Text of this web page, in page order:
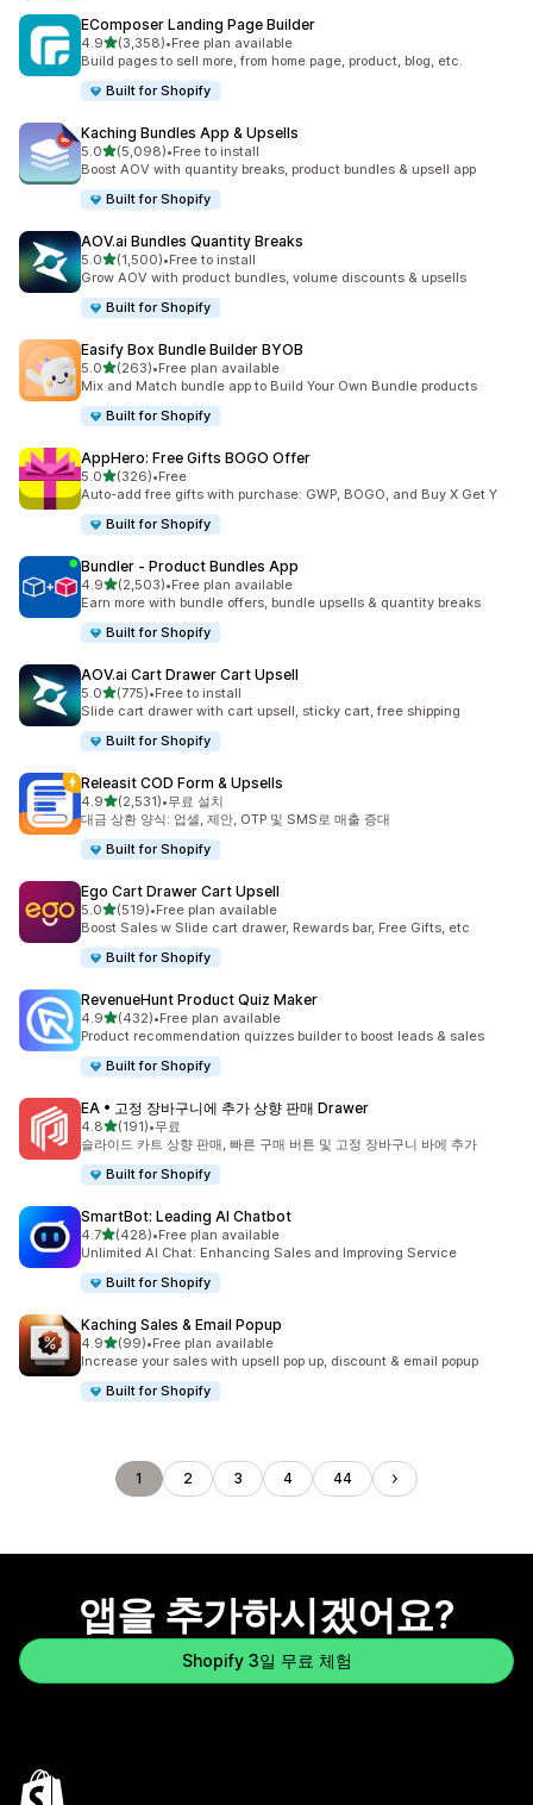
EComposer Landing Page Builder
4.9별 5개 중
(3,358)
총 리뷰 3358개
•Free plan available
Build pages to sell more, from home page, product, blog, etc.
Built for Shopify
Kaching Bundles App & Upsells
5.0별 5개 중
(5,098)
총 리뷰 5098개
•Free to install
Boost AOV with quantity breaks, product bundles & upsell app
Built for Shopify
AOV.ai Bundles Quantity Breaks
5.0별 5개 중
(1,500)
총 리뷰 1500개
•Free to install
Grow AOV with product bundles, volume discounts & upsells
Built for Shopify
Easify Box Bundle Builder BYOB
5.0별 5개 중
(263)
총 리뷰 263개
•Free plan available
Mix and Match bundle app to Build Your Own Bundle products
Built for Shopify
AppHero: Free Gifts BOGO Offer
5.0별 5개 중
(326)
총 리뷰 326개
•Free
Auto-add free gifts with purchase: GWP, BOGO, and Buy X Get Y
Built for Shopify
Bundler ‑ Product Bundles App
4.9별 5개 중
(2,503)
총 리뷰 2503개
•Free plan available
Earn more with bundle offers, bundle upsells & quantity breaks
Built for Shopify
AOV.ai Cart Drawer Cart Upsell
5.0별 5개 중
(775)
총 리뷰 775개
•Free to install
Slide cart drawer with cart upsell, sticky cart, free shipping
Built for Shopify
Releasit COD Form & Upsells
4.9별 5개 중
(2,531)
총 리뷰 2531개
•무료 설치
대금 상환 양식: 업셀, 제안, OTP 및 SMS로 매출 증대
Built for Shopify
Ego Cart Drawer Cart Upsell
5.0별 5개 중
(519)
총 리뷰 519개
•Free plan available
Boost Sales w Slide cart drawer, Rewards bar, Free Gifts, etc
Built for Shopify
RevenueHunt Product Quiz Maker
4.9별 5개 중
(432)
총 리뷰 432개
•Free plan available
Product recommendation quizzes builder to boost leads & sales
Built for Shopify
EA • 고정 장바구니에 추가 상향 판매 Drawer
4.8별 5개 중
(191)
총 리뷰 191개
•무료
슬라이드 카트 상향 판매, 빠른 구매 버튼 및 고정 장바구니 바에 추가
Built for Shopify
SmartBot: Leading AI Chatbot
4.7별 5개 중
(428)
총 리뷰 428개
•Free plan available
Unlimited AI Chat: Enhancing Sales and Improving Service
Built for Shopify
Kaching Sales & Email Popup
4.9별 5개 중
(99)
총 리뷰 99개
•Free plan available
Increase your sales with upsell pop up, discount & email popup
Built for Shopify
1 2 3 4 44
앱을 추가하시겠어요?
Shopify 3일 무료 체험